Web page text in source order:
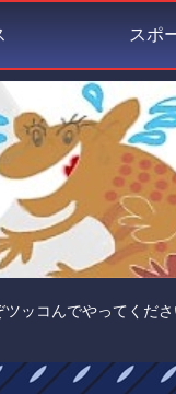
ッコんでやってくだ
スポ